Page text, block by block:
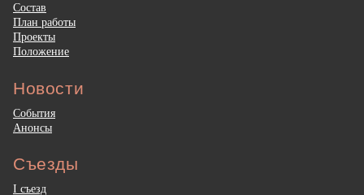
Состав
План работы
Проекты
Положение
Новости
События
Анонсы
Съезды
I съезд